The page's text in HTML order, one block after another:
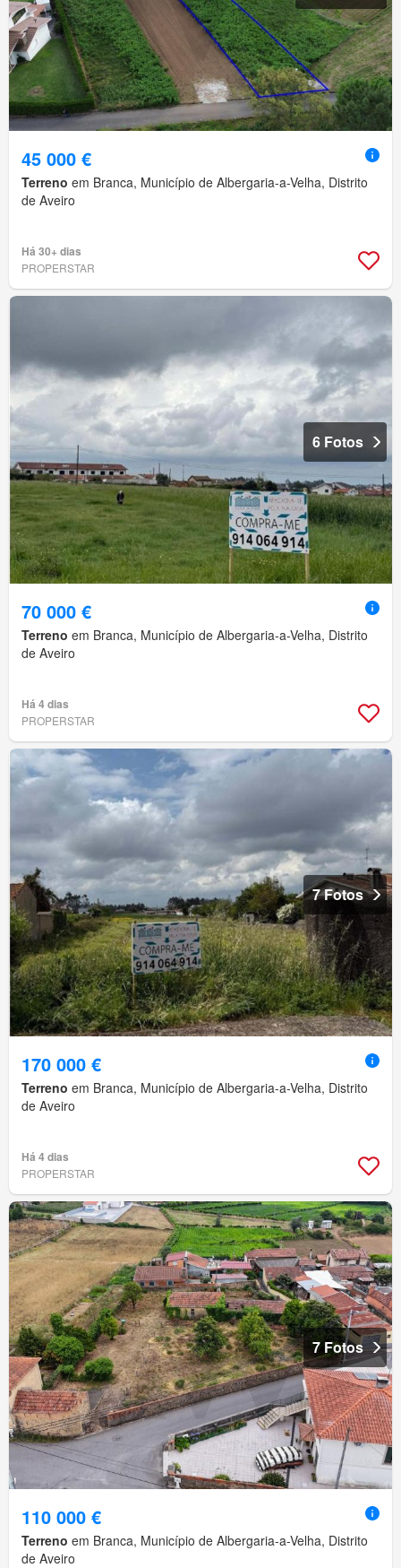
45 000 €
Terreno em Branca, Município de Albergaria-a-Velha, Distrito
de Aveiro
Há 30+ dias
PROPERSTAR
6 Fotos
70 000 €
Terreno em Branca, Município de Albergaria-a-Velha, Distrito
de Aveiro
Há 4 dias
PROPERSTAR
7 Fotos
170 000 €
Terreno em Branca, Município de Albergaria-a-Velha, Distrito
de Aveiro
Há 4 dias
PROPERSTAR
7 Fotos
110 000 €
Terreno em Branca, Município de Albergaria-a-Velha, Distrito
de Aveiro